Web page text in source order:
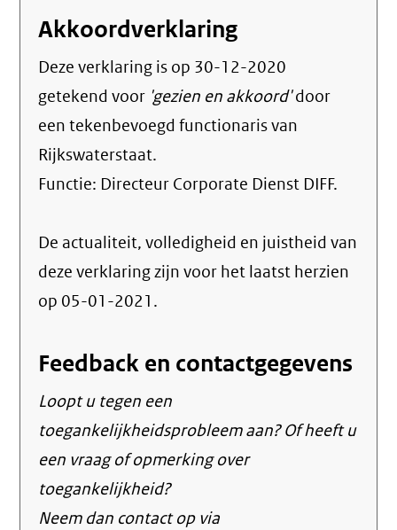
Akkoordverklaring
Deze verklaring is op 30-12-2020
getekend voor 'gezien en akkoord'door
een tekenbevoegd functionaris van
Rijkswaterstaat.
Functie: Directeur Corporate Dienst DIFF.
De actualiteit, volledigheid en juistheid van
deze verklaring zijn voor het laatst herzien
op 05-01-2021.
Feedback en contactgegevens
Loopt u tegen een
toegankelijkheidsprobleem aan? Of heeft u
een vraag of opmerking over
toegankelijkheid?
Neem dan contact op via